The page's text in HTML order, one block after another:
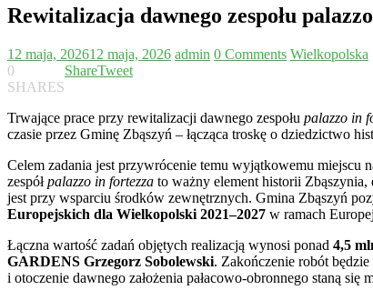
Rewitalizacja dawnego zespołu
12 maja, 202612 maja, 2026 admin 0 Comments Wielkopolska
0
SHARES
ShareTweet
Trwające prace przy rewitalizacji dawnego zespołu palazzo in
czasie przez Gminę Zbąszyń – łącząca troskę o dziedzictwo
Celem zadania jest przywrócenie temu wyjątkowemu miejscu
zespółpalazzo in fortezza to ważny element historii Zbąszynia,
jest przy wsparciu środków zewnętrznych. Gmina Zbąszyń
Europejskich dla Wielkopolski 2021–2027 w ramach
Łączna wartość zadań objętych realizacją wynosi ponad 4,5
GARDENS Grzegorz Sobolewski. Zakończenie robót
i otoczenie dawnego założenia pałacowo-obronnego staną